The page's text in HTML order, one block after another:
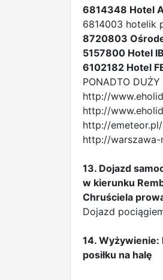
6814348 Hotel
6814003 hotelik
8720803
5157800 Hotel
6102182 Hotel
PONADTO
http://
http://
http://
http://
13. Dojazd
w kierunku
Chruściela
Dojazd
14. Wyżywienie:
posiłku na halę